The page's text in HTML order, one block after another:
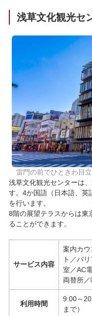
08 電話でのお
浅草文化観光セ
雷門の前でひときわ目
浅草文化観光センターは
す。4か国語（日本語、英
を行います。
8階の展望テラスからは東
ることができます。
サービス内容
案内カ
ト／バ
室／AC
両替所
利用時間
9:00～
まで）